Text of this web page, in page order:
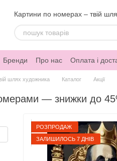
Картини по номерах – твій
Бренди Про нас Оплата і
шлях художника Каталог Акції
— знижки до
РОЗПРОДАЖ
ЗАЛИШИЛОСЬ 7 ДНІВ